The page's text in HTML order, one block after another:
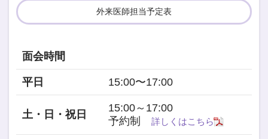
外来医師担当予定表
面会時間
平日 15:00〜17:00
土・日・祝日
15:00～17:00
予約制
詳しくはこちら